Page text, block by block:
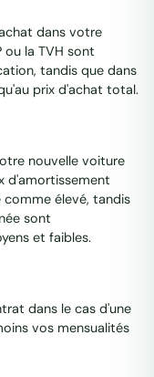
dans votre
ou la TVH sont
tandis que dans
prix d'achat total.
nouvelle voiture
d'amortissement
comme élevé, tandis
sont
et faibles.
dans le cas d'une
vos mensualités